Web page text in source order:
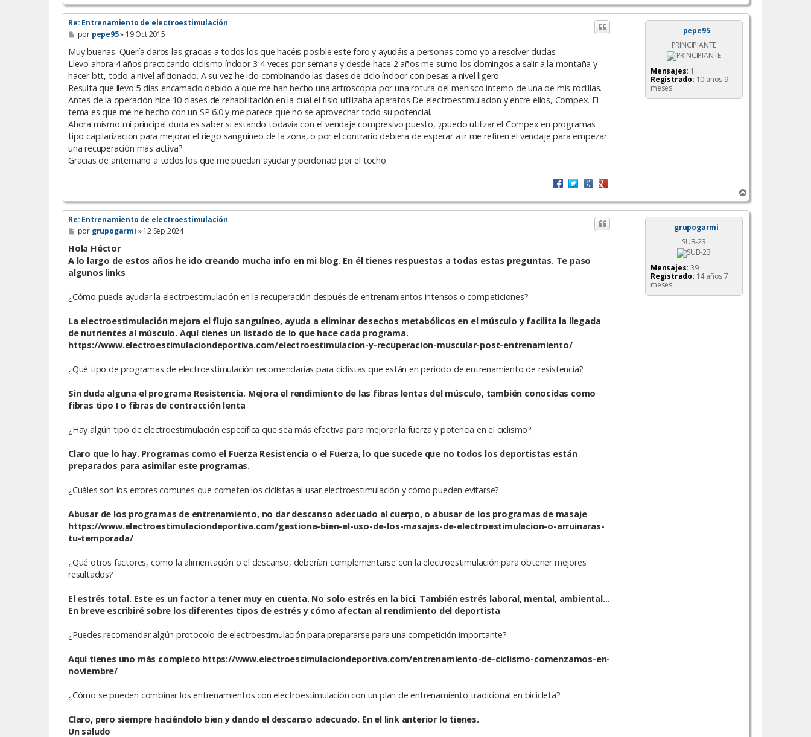
r
r
pepe95
PRINCIPIANTE
Mensajes: 1
Registrado: 10 años 9
meses
Re: Entrenamiento de electroestimulación
M
e
n
a
j
e
por pepe95» 19 Oct 2015
Muy buenas. Quería daros las gracias a todos los que hacéis posible este foro y ayudáis a personas como yo a resolver dudas.
Llevo ahora 4 años practicando ciclismo índoor 3-4 veces por semana y desde hace 2 años me sumo los domingos a salir a la montaña y
hacer btt, todo a nivel aficionado. A su vez he ido combinando las clases de ciclo índoor con pesas a nivel ligero.
Resulta que llevo 5 días encamado debido a que me han hecho una artroscopia por una rotura del menisco interno de una de mis rodillas.
Antes de la operación hice 10 clases de rehabilitación en la cual el fisio utilizaba aparatos De electroestimulacion y entre ellos, Compex. El
tema es que me he hecho con un SP 6.0 y me parece que no se aprovechar todo su potencial.
Ahora mismo mi principal duda es saber si estando todavía con el vendaje compresivo puesto, ¿puedo utilizar el Compex en programas
tipo capilarizacion para mejorar el riego sanguineo de la zona, o por el contrario debiera de esperar a ir me retiren el vendaje para empezar
una recuperación más activa?
Gracias de antemano a todos los que me puedan ayudar y perdonad por el tocho.
r
r
grupogarmi
SUB-23
Mensajes: 39
Registrado: 14 años 7
meses
Re: Entrenamiento de electroestimulación
M
e
n
s
a
j
e
por grupogarmi »12 Sep 2024
Hola Héctor
A lo largo de estos años he ido creando mucha info en mi blog. En él tienes respuestas a todas estas preguntas. Te paso
algunos links
¿Cómo puede ayudar la electroestimulación en la recuperación después de entrenamientos intensos o competiciones?
La electroestimulación mejora el flujo sanguíneo, ayuda a eliminar desechos metabólicos en el músculo y facilita la llegada
de nutrientes al músculo. Aquí tienes un listado de lo que hace cada programa.
https://www.electroestimulaciondeportiva.com/electroestimulacion-y-recuperacion-muscular-post-entrenamiento/
¿Qué tipo de programas de electroestimulación recomendarías para ciclistas que están en periodo de entrenamiento de resistencia?
Sin duda alguna el programa Resistencia. Mejora el rendimiento de las fibras lentas del músculo, también conocidas como
fibras tipo I o fibras de contracción lenta
¿Hay algún tipo de electroestimulación específica que sea más efectiva para mejorar la fuerza y potencia en el ciclismo?
Claro que lo hay. Programas como el Fuerza Resistencia o el Fuerza, lo que sucede que no todos los deportistas están
preparados para asimilar este programas.
¿Cuáles son los errores comunes que cometen los ciclistas al usar electroestimulación y cómo pueden evitarse?
Abusar de los programas de entrenamiento, no dar descanso adecuado al cuerpo, o abusar de los programas de masaje
https://www.electroestimulaciondeportiva.com/gestiona-bien-el-uso-de-los-masajes-de-electroestimulacion-o-arruinaras-
tu-temporada/
¿Qué otros factores, como la alimentación o el descanso, deberían complementarse con la electroestimulación para obtener mejores
resultados?
El estrés total. Este es un factor a tener muy en cuenta. No solo estrés en la bici. También estrés laboral, mental, ambiental...
En breve escribiré sobre los diferentes tipos de estrés y cómo afectan al rendimiento del deportista
¿Puedes recomendar algún protocolo de electroestimulación para prepararse para una competición importante?
Aquí tienes uno más completo https://www.electroestimulaciondeportiva.com/entrenamiento-de-ciclismo-comenzamos-en-
noviembre/
¿Cómo se pueden combinar los entrenamientos con electroestimulación con un plan de entrenamiento tradicional en bicicleta?
Claro, pero siempre haciéndolo bien y dando el descanso adecuado. En el link anterior lo tienes.
Un saludo